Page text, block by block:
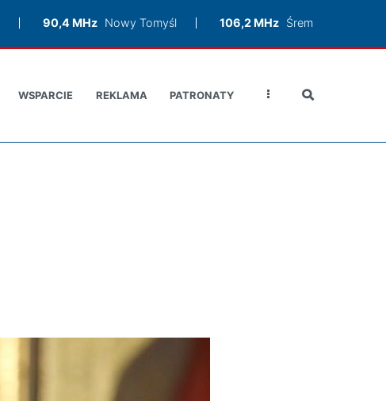
90,4 MHz Nowy Tomyśl 106,2 MHz Śrem
WSPARCIE REKLAMA PATRONATY